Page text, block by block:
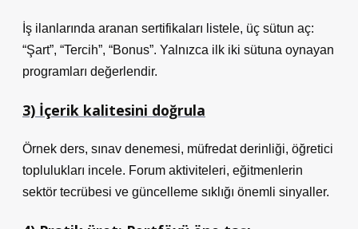
İş ilanlarında aranan sertifikaları listele, üç sütun aç:
“Şart”, “Tercih”, “Bonus”. Yalnızca ilk iki sütuna oynayan
programları değerlendir.
3) İçerik kalitesini doğrula
Örnek ders, sınav denemesi, müfredat derinliği, öğretici
toplulukları incele. Forum aktiviteleri, eğitmenlerin
sektör tecrübesi ve güncelleme sıklığı önemli sinyaller.